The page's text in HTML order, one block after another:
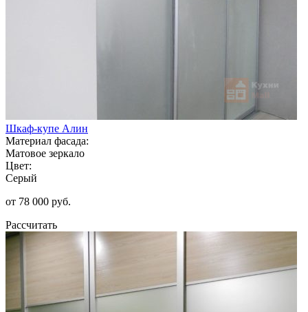
Шкаф-купе Алин
Материал фасада:
Матовое зеркало
Цвет:
Серый
от 78 000 руб.
Рассчитать